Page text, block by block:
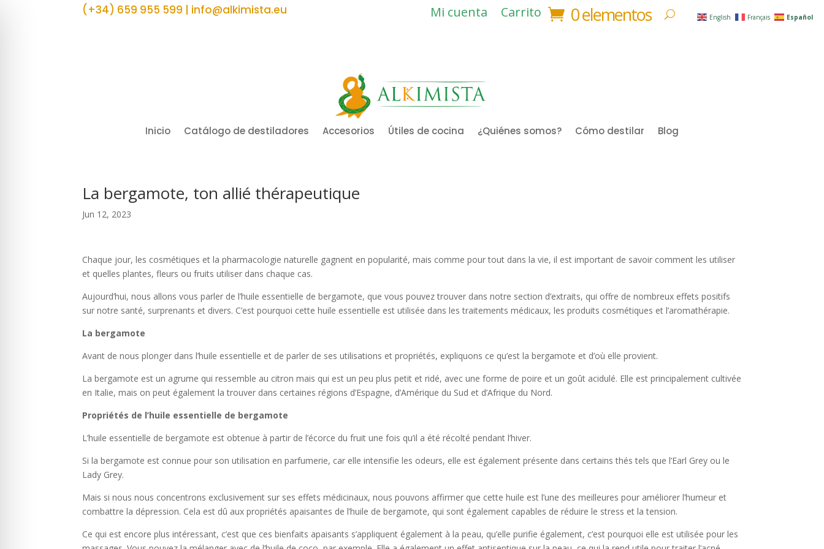
(+34) 659 955 599 | info@alkimista.eu Mi cuenta Carrito 0 elementos
Inicio Catálogo de destiladores Accesorios Útiles de cocina ¿Quiénes somos? Cómo destilar Blog
La bergamote, ton allié thérapeutique
Jun 12, 2023
Chaque jour, les cosmétiques et la pharmacologie naturelle gagnent en popularité, mais comme pour tout dans la vie, il est important de savoir comment les utiliser
et quelles plantes, fleurs ou fruits utiliser dans chaque cas.
Aujourd’hui, nous allons vous parler de l’huile essentielle de bergamote, que vous pouvez trouver dans notre section d’extraits, qui offre de nombreux effets positifs
sur notre santé, surprenants et divers. C’est pourquoi cette huile essentielle est utilisée dans les traitements médicaux, les produits cosmétiques et l’aromathérapie.
La bergamote
Avant de nous plonger dans l’huile essentielle et de parler de ses utilisations et propriétés, expliquons ce qu’est la bergamote et d’où elle provient.
La bergamote est un agrume qui ressemble au citron mais qui est un peu plus petit et ridé, avec une forme de poire et un goût acidulé. Elle est principalement cultivée
en Italie, mais on peut également la trouver dans certaines régions d’Espagne, d’Amérique du Sud et d’Afrique du Nord.
Propriétés de l’huile essentielle de bergamote
L’huile essentielle de bergamote est obtenue à partir de l’écorce du fruit une fois qu’il a été récolté pendant l’hiver.
Si la bergamote est connue pour son utilisation en parfumerie, car elle intensifie les odeurs, elle est également présente dans certains thés tels que l’Earl Grey ou le
Lady Grey.
Mais si nous nous concentrons exclusivement sur ses effets médicinaux, nous pouvons affirmer que cette huile est l’une des meilleures pour améliorer l’humeur et
combattre la dépression. Cela est dû aux propriétés apaisantes de l’huile de bergamote, qui sont également capables de réduire le stress et la tension.
Ce qui est encore plus intéressant, c’est que ces bienfaits apaisants s’appliquent également à la peau, qu’elle purifie également, c’est pourquoi elle est utilisée pour les
English Français Español